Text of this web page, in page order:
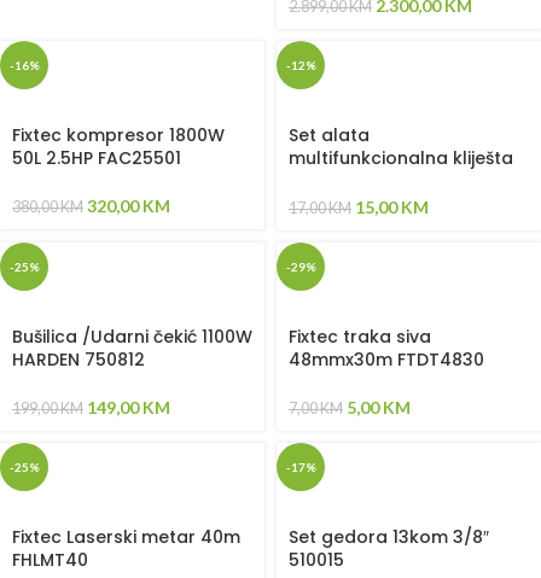
2.899,00KM 2.300,00 KM
-16%
Fixtec kompresor 1800W
50L 2.5HP FAC25501
380,00KM 320,00KM
-12%
Set alata
multifunkcionalna kliješta
skidanje izolacije,
HARDEN 660666
17,00KM 15,00KM
-25%
Bušilica /Udarni čekić 1100W
HARDEN 750812
199,00KM 149,00KM
-29%
Fixtec traka siva
48mmx30m FTDT4830
7,00KM 5,00KM
-25%
Fixtec Laserski metar 40m
FHLMT40
-17%
Set gedora 13kom 3/8″
510015